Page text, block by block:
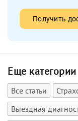
Получить
Еще категории
Все статьи
Выездная